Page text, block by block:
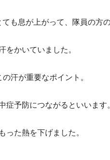
も息が上がって、隊員の方
をかいていました。
汗が重要なポイント。
予防につながるといいます
った熱を下げました。